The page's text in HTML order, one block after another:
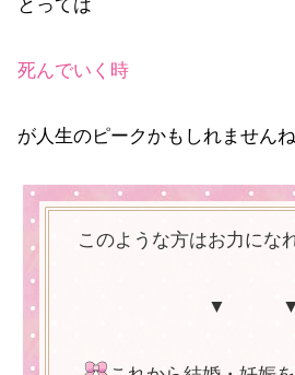
死んでいく時
が人生のピークかもしれません
このような方はお力にな
▼